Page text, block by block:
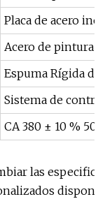
Placa de acero
Acero de pintura
Espuma Rígida
Sistema de
CA 380 ± 10 % 50
las